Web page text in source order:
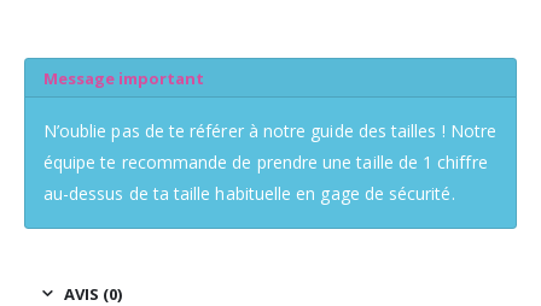
Message important
N’oublie pas de te référer à notre guide des tailles ! Notre
équipe te recommande de prendre une taille de 1 chiffre
au-dessus de ta taille habituelle en gage de sécurité.
AVIS (0)